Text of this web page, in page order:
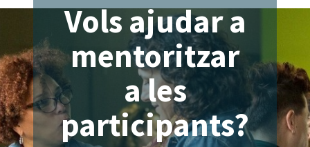
Vols ajudar a
mentoritzar
a les
participants?